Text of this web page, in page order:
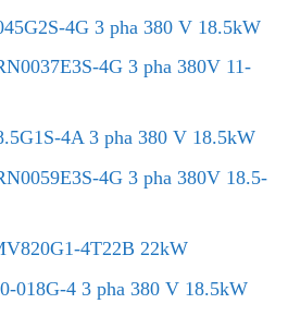
4G 3 pha 380 V 18.5kW
4G 3 pha 380V 11-
4A 3 pha 380 V 18.5kW
4G 3 pha 380V 18.5-
4T22B 22kW
018G-4 3 pha 380 V 18.5kW